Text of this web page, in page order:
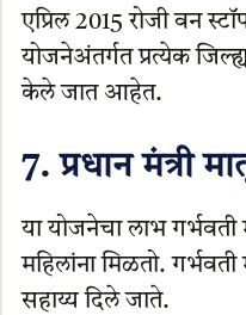
एप्रिल 2015 रोजी वन
योजनेअंतर्गत प्रत्येक
केले जात आहेत.
7. प्रधान मंत्री
या योजनेचा लाभ गर्भवती
महिलांना मिळतो.
सहाय्य दिले जाते.